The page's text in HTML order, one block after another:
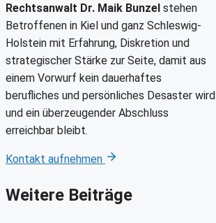
Rechtsanwalt Dr. Maik Bunzel stehen
Betroffenen in Kiel und ganz Schleswig-
Holstein mit Erfahrung, Diskretion und
strategischer Stärke zur Seite, damit aus
einem Vorwurf kein dauerhaftes
berufliches und persönliches Desaster wird
und ein überzeugender Abschluss
erreichbar bleibt.
Kontakt aufnehmen
Weitere Beiträge